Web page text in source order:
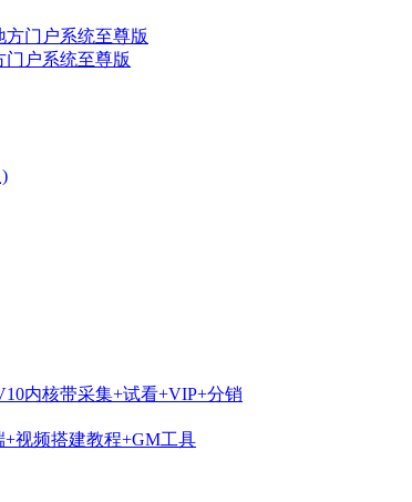
门户系统至尊版
内核带采集+试看+VIP+分销
视频搭建教程+GM工具